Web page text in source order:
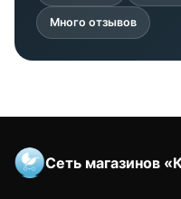
Много отзывов
Сеть магазинов